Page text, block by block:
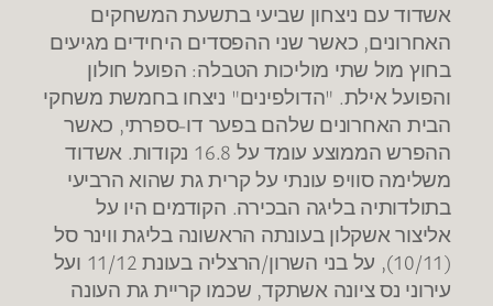
אשדוד עם ניצחון שביעי בתשעת המשחקים
האחרונים, כאשר שני ההפסדים היחידים מגיעים
בחוץ מול שתי מוליכות הטבלה: הפועל חולון
והפועל אילת. "הדולפינים" ניצחו בחמשת משחקי
הבית האחרונים שלהם בפער דו-ספרתי, כאשר
ההפרש הממוצע עומד על 16.8 נקודות. אשדוד
משלימה סוויפ עונתי על קרית גת שהוא הרביעי
בתולדותיה בליגה הבכירה. הקודמים היו על
אליצור אשקלון בעונתה הראשונה בליגת ווינר סל
(10/11), על בני השרון/הרצליה בעונת 11/12 ועל
עירוני נס ציונה אשתקד, שכמו קריית גת העונה